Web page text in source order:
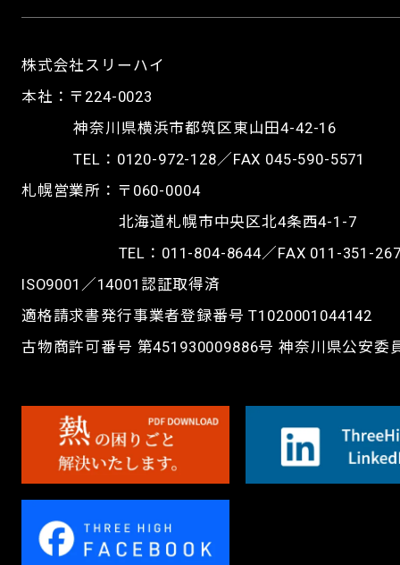
株式会社スリーハイ
本社：〒224-0023
神奈川県横浜市都筑区東山田4-42-16
TEL： 0120-972-128／FAX 045-590-5571
札幌営業所：〒060-0004
北海道札幌市中央区北4条西4-1-7
TEL： 011-804-8644／FAX 011-351-
ISO9001／14001認証取得済
適格請求書発行事業者登録番号 T1020001044142
古物商許可番号 第451930009886号 神奈川県公安委